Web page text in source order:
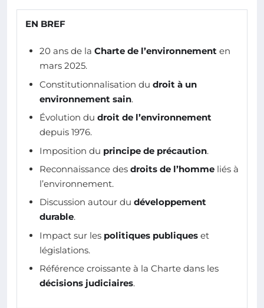
EN BREF
20 ans de la Charte de l’environnement en
mars 2025.
Constitutionnalisation du droit à un
environnement sain.
Évolution du droit de l’environnement
depuis 1976.
Imposition du principe de précaution.
Reconnaissance des droits de l’homme liés à
l’environnement.
Discussion autour du développement
durable.
Impact sur les politiques publiques et
législations.
Référence croissante à la Charte dans les
décisions judiciaires.